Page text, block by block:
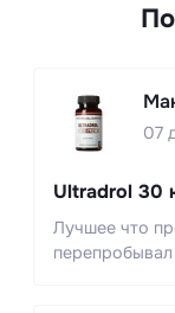
07
Ultradrol 30
Лучшее что
перепробывал